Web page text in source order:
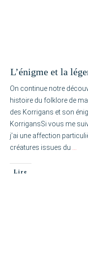
L’énigme et la
On continue notre
histoire du folklore de
des Korrigans et son
KorrigansSi vous me
j’ai une affection
créatures issues du
Lire